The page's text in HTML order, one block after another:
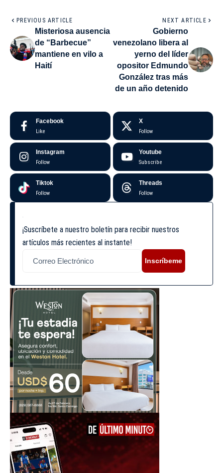
PREVIOUS ARTICLE
Misteriosa ausencia
de “Barbecue”
mantiene en vilo a
Haití
NEXT ARTICLE
Gobierno
venezolano libera al
yerno del líder
opositor Edmundo
González tras más
de un año detenido
Facebook
Like
X
Follow
Instagram
Follow
Youtube
Subscribe
Tiktok
Follow
Threads
Follow
¡Suscríbete a nuestro boletín para recibir nuestros
artículos más recientes al instante!
Inscríbeme